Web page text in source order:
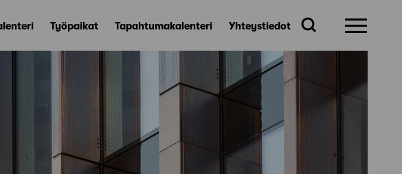
Työpaikat Tapahtumakalenteri Yhteystiedot